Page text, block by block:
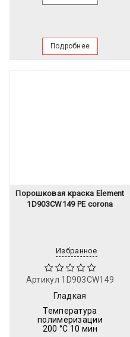
Подробнее
Порошковая краска Element
1D903CW149 PE corona
Избранное
Артикул 1D903CW149
Гладкая
Температура
полимеризации
200 °C 10 мин